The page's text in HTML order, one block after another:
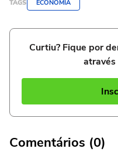
TAGS ECONOMIA
Curtiu? Fique por
através
Comentários (0)